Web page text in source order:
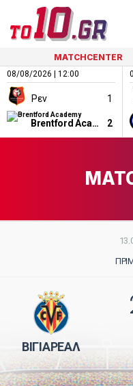
MATCHCENTER
08/08/2026 | 12:00
Ρεν 1
Brentford Academy 2
ΒΙΓΙΑΡΕΆΛ